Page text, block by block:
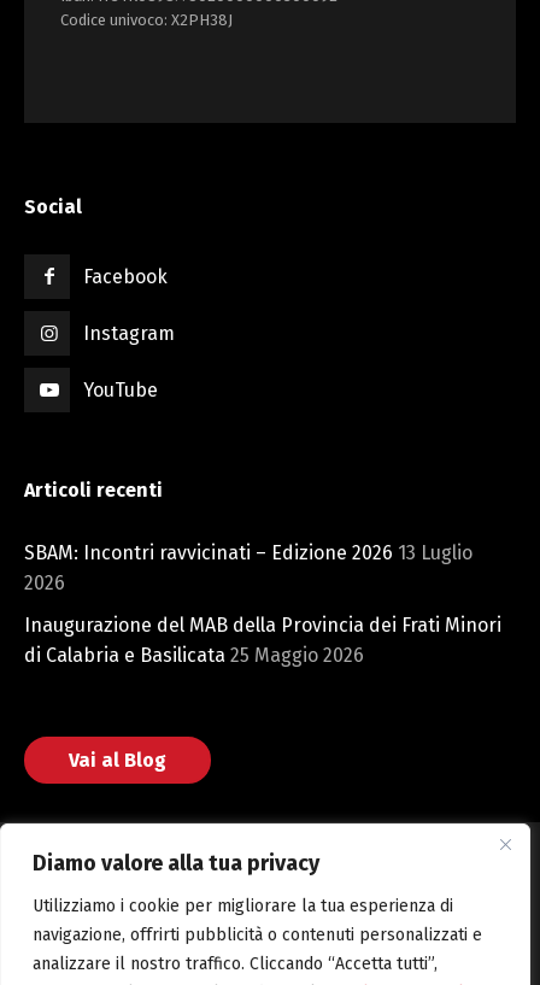
Diamo valore alla tua privacy
Utilizziamo i cookie per migliorare la tua esperienza di
navigazione, offrirti pubblicità o contenuti personalizzati e
analizzare il nostro traffico. Cliccando “Accetta tutti”,
Codice univoco: X2PH38J
Social
Facebook
Instagram
YouTube
Articoli recenti
SBAM: Incontri ravvicinati – Edizione 2026 13 Luglio
2026
Inaugurazione del MAB della Provincia dei Frati Minori
di Calabria e Basilicata 25 Maggio 2026
Vai al Blog
Fondazione San Bonaventura © 2025 Web powered by CMH